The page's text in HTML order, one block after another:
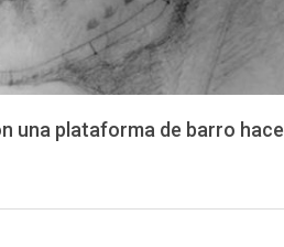
una plataforma de barro hace